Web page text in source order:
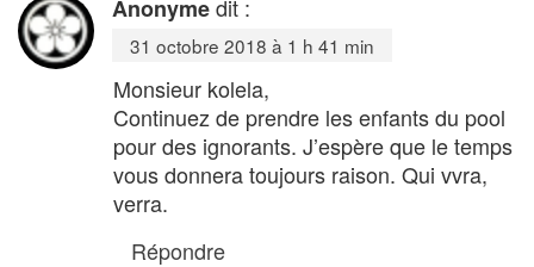
Anonymedit :
31 octobre 2018 à 1 h 41 min
Monsieur kolela,
Continuez de prendre les enfants du pool
pour des ignorants. J’espère que le temps
vous donnera toujours raison. Qui vvra,
verra.
Répondre